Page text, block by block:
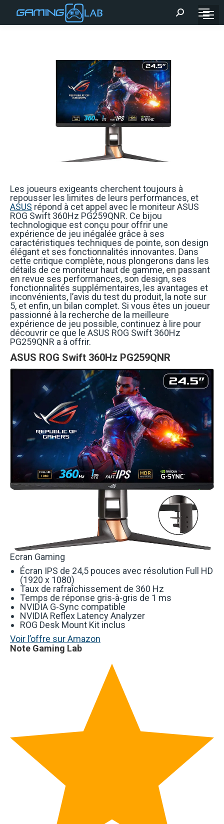
Recherche
Les joueurs exigeants cherchent toujours à
repousser les limites de leurs performances, et
ASUS répond à cet appel avec le moniteur ASUS
ROG Swift 360Hz PG259QNR. Ce bijou
technologique est conçu pour offrir une
expérience de jeu inégalée grâce à ses
caractéristiques techniques de pointe, son design
élégant et ses fonctionnalités innovantes. Dans
cette critique complète, nous plongerons dans les
détails de ce moniteur haut de gamme, en passant
en revue ses performances, son design, ses
fonctionnalités supplémentaires, les avantages et
inconvénients, l’avis du test du produit, la note sur
5, et enfin, un bilan complet. Si vous êtes un joueur
passionné à la recherche de la meilleure
expérience de jeu possible, continuez à lire pour
découvrir ce que le ASUS ROG Swift 360Hz
PG259QNR a à offrir.
ASUS ROG Swift 360Hz PG259QNR
Ecran Gaming
Écran IPS de 24,5 pouces avec résolution Full HD
(1920 x 1080)
Taux de rafraîchissement de 360 Hz
Temps de réponse gris-à-gris de 1 ms
NVIDIA G-Sync compatible
NVIDIA Reflex Latency Analyzer
ROG Desk Mount Kit inclus
Voir l’offre sur Amazon
Note Gaming Lab